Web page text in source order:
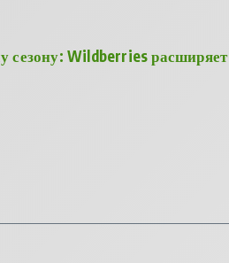
сезону: Wildberries расширяет